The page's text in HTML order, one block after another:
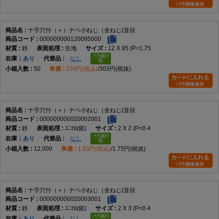
十字穴付（＋）ナベ小ねじ（全ねじ(並目
000000000120095000
鉄
生地
12 X 95 (P=1.75
在庫
あり
なし
50
334円(税込) 303円(税抜)
十字穴付（＋）ナベ小ねじ（全ねじ(並目
000000000020002001
鉄
ﾕﾆｸﾛ(銀)
2 X 2 (P=0.4
在庫
あり
なし
12,000
1.93円(税込) 1.75円(税抜)
十字穴付（＋）ナベ小ねじ（全ねじ(並目
000000000020003001
鉄
ﾕﾆｸﾛ(銀)
2 X 3 (P=0.4